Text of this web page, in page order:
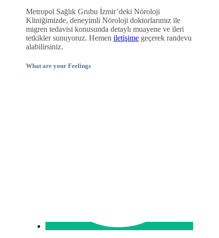
Metropol Sağlık Grubu İzmir’deki Nöroloji
Kliniğimizde, deneyimli Nöroloji doktorlarımız ile
migren tedavisi konusunda detaylı muayene ve ileri
tetkikler sunuyoruz. Hemen iletişime geçerek randevu
alabilirsiniz.
What are your Feelings